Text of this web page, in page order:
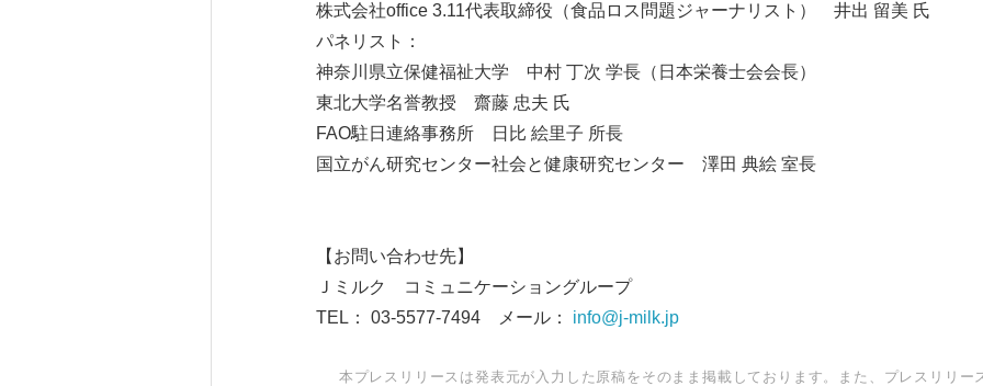
株式会社office 3.11代表取締役（食品ロス問題ジャーナリスト） 井出 留美 氏
パネリスト：
神奈川県立保健福祉大学 中村 丁次 学長（日本栄養士会会長）
東北大学名誉教授 齋藤 忠夫 氏
FAO駐日連絡事務所 日比 絵里子 所長
国立がん研究センター社会と健康研究センター 澤田 典絵 室長
【お問い合わせ先】
Ｊミルク コミュニケーショングループ
TEL： 03-5577-7494 メール： info@j-milk.jp
本プレスリリースは発表元が入力した原稿をそのまま掲載しております。また、プレスリリー